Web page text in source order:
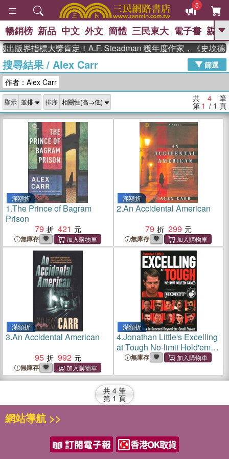
5
GO
高希均教授回憶錄
、 The Odyssey 、 父親節 、 如果歷
獎 臺灣漫遊錄 、 方念華 、 台灣的李
登輝時代
數學女孩：黎曼猜想 、
偉大的迷走神經
暢銷榜 新品 中文 外文 簡體 三民東大 電子書 親子
版界指標大獎肯定！A.F. Steadman 獲年度作家，《史坎德
搜尋結果/ Alex Carr
篩選
作者：Alex Carr
顯示 排序 共 4 筆
第 1 / 1 頁
滿額折
1.The Prince of Bagram
Prison
79
421
無庫存
滿額折
2.An Accidental American
79
299
無庫存
滿額折
3.An Accidental American
95
992
無庫存
滿額折
4.Jonathan Little's Excelling
at Tough No-limit Hold'em
Games ― How to Succeed
無庫存
共 4 筆
第 1 頁
網站導航 >>